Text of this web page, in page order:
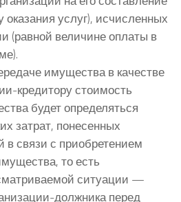
оказания услуг), исчисленных
(равной величине оплаты в
имущества в качестве
кредитору стоимость
будет определяться
затрат, понесенных
связи с приобретением
то есть
ситуации —
должника перед